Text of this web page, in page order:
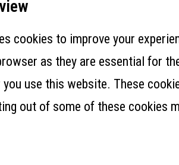
cookies to improve your
as they are essential for
you use this website. These
out of some of these cookies